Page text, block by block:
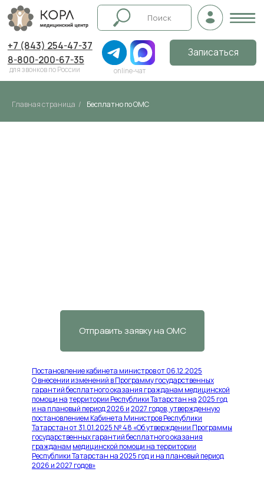
Записаться
online-чат
8-800-200-67-35
Главная страница / Бесплатно по ОМС
к врачу клиники «Корл»)
Отправить заявку на ОМС
Постановление кабинета министров от 06.12.2025
О внесении изменений в Программу государственных
гарантий бесплатного оказания гражданам медицинской
помощи натерритории Республики Татарстан на2025 год
и на плановый период 2026 и2027 годов, утвержденную
постановлением Кабинета Министров Республики
Татарстан от 31.01.2025 № 48 «Об утверждении Программы
государственных гарантий бесплатного оказания
гражданам медицинской помощи на территории
Республики Татарстан на 2025 год и на плановый период
2026 и 2027 годов»